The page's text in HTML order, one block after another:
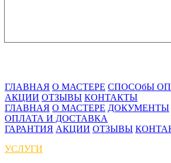
ГЛАВНАЯ О МАСТЕРЕ СПОСОбЫ
АКЦИИ ОТЗЫВЫ КОНТАКТЫ
ГЛАВНАЯ О МАСТЕРЕ ДОКУМЕНТЫ
ОПЛАТА И ДОСТАВКА
ГАРАНТИЯ АКЦИИ ОТЗЫВЫ
УСЛУГИ